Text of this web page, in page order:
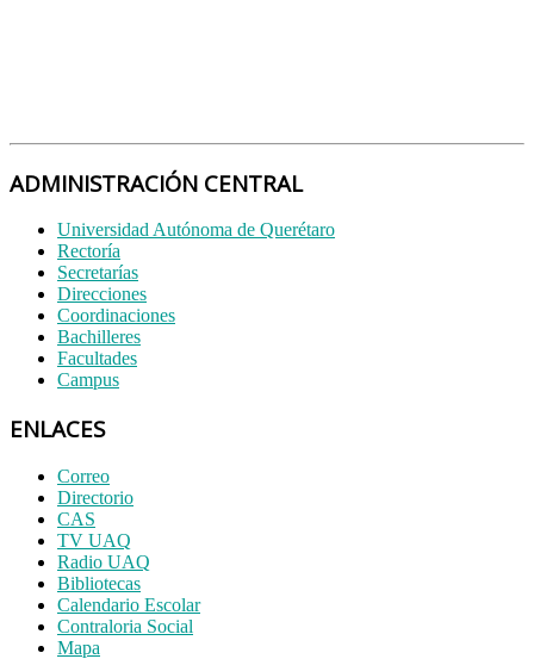
ADMINISTRACIÓN CENTRAL
Universidad Autónoma de Querétaro
Rectoría
Secretarías
Direcciones
Coordinaciones
Bachilleres
Facultades
Campus
ENLACES
Correo
Directorio
CAS
TV UAQ
Radio UAQ
Bibliotecas
Calendario Escolar
Contraloria Social
Mapa